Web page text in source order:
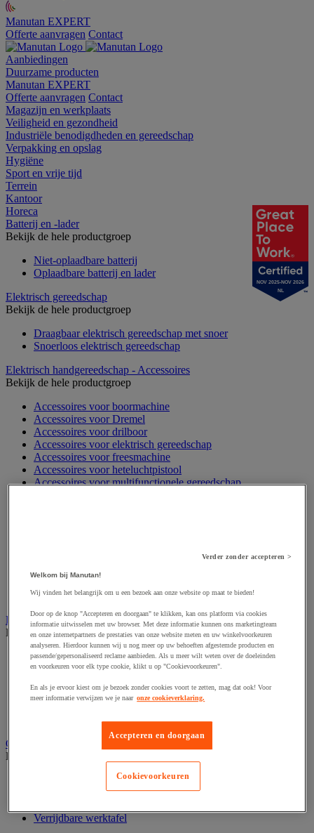
Manutan EXPERT
Offerte aanvragen Contact
Aanbiedingen
Duurzame producten
Manutan EXPERT
Offerte aanvragen Contact
Magazijn en werkplaats
Veiligheid en gezondheid
Industriële benodigdheden en gereedschap
Verpakking en opslag
Hygiëne
Sport en vrije tijd
Terrein
Kantoor
Horeca
Batterij en -lader
Bekijk de hele productgroep
Niet-oplaadbare batterij
Oplaadbare batterij en lader
Elektrisch gereedschap
Bekijk de hele productgroep
Draagbaar elektrisch gereedschap met snoer
Snoerloos elektrisch gereedschap
Elektrisch handgereedschap - Accessoires
Bekijk de hele productgroep
Accessoires voor boormachine
Accessoires voor Dremel
Accessoires voor drilboor
Accessoires voor elektrisch gereedschap
Accessoires voor freesmachine
Accessoires voor heteluchtpistool
Accessoires voor multifunctionele gereedschap
Accessoires voor snij- en snoeigereedschap
Accessoires voor snij-schuurmachine
Accessoires voor zaag
Elektrische toebehoren en verlichting
Bekijk de hele productgroep
Accessoires voor elektrisch schakelpaneel
Batterij, oplader en kabel
Elektrische uitrusting
Wandcontactdoos en schakelaar
Gereedschap opbergen
Bekijk de hele productgroep
Assortimentsdoos en gereedschapkoffer
Gereedschapskist en opbergtas
Verrijdbare werktafel
NOV 2025-NOV 2026
NL
Verder zonder accepteren >
Welkom bij Manutan!
Wij vinden het belangrijk om u een bezoek aan onze website op maat te bieden!
Door op de knop "Accepteren en doorgaan" te klikken, kan ons platform via cookies
informatie uitwisselen met uw browser. Met deze informatie kunnen ons marketingteam
en onze internetpartners de prestaties van onze website meten en uw winkelvoorkeuren
analyseren. Hierdoor kunnen wij u nog meer op uw behoeften afgestemde producten en
passende/gepersonaliseerd reclame aanbieden. Als u meer wilt weten over de doeleinden
en voorkeuren voor elk type cookie, klikt u op "Cookievoorkeuren".
En als je ervoor kiest om je bezoek zonder cookies voort te zetten, mag dat ook! Voor
meer informatie verwijzen we je naar onze cookieverklaring.
Accepteren en doorgaan
Cookievoorkeuren